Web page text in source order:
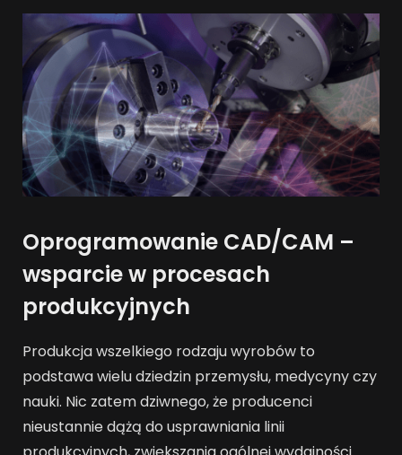
Oprogramowanie CAD/CAM –
wsparcie w procesach
produkcyjnych
Produkcja wszelkiego rodzaju wyrobów to
podstawa wielu dziedzin przemysłu, medycyny czy
nauki. Nic zatem dziwnego, że producenci
nieustannie dążą do usprawniania linii